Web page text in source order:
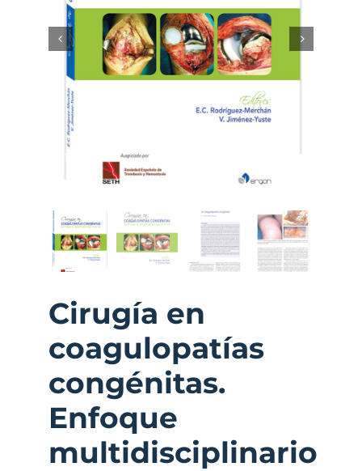
Cirugía en
coagulopatías
congénitas.
Enfoque
multidisciplinario